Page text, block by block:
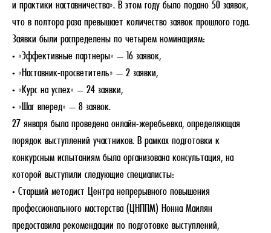
и практики наставничества». В этом году было подано 50 заявок,
что в полтора раза превышает количество заявок прошлого года.
Заявки были распределены по четырем номинациям:
• «Эффективные партнеры» — 16 заявок,
• «Наставник-просветитель» — 2 заявки,
• «Курс на успех» — 24 заявки,
• «Шаг вперед» — 8 заявок.
27 января была проведена онлайн-жеребьевка, определяющая
порядок выступлений участников. В рамках подготовки к
конкурсным испытаниям была организована консультация, на
которой выступили следующие специалисты:
• Старший методист Центра непрерывного повышения
профессионального мастерства (ЦНППМ) Нонна Маилян
предоставила рекомендации по подготовке выступлений,